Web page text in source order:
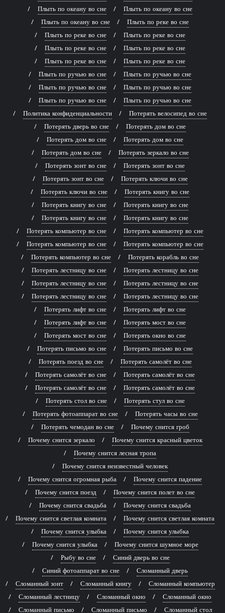
Плыть по океану во сне
Плыть по океану во сне
Плыть по океану во сне
Плыть по реке во сне
Плыть по реке во сне
Плыть по реке во сне
Плыть по реке во сне
Плыть по реке во сне
Плыть по реке во сне
Плыть по реке во сне
Плыть по ручью во сне
Плыть по ручью во сне
Плыть по ручью во сне
Плыть по ручью во сне
Плыть по ручью во сне
Плыть по ручью во сне
Политика конфиденциальности
Потерять велосипед во сне
Потерять дверь во сне
Потерять дом во сне
Потерять дом во сне
Потерять дом во сне
Потерять дом во сне
Потерять зеркало во сне
Потерять зонт во сне
Потерять зонт во сне
Потерять зонт во сне
Потерять ключи во сне
Потерять ключи во сне
Потерять книгу во сне
Потерять книгу во сне
Потерять книгу во сне
Потерять книгу во сне
Потерять книгу во сне
Потерять компьютер во сне
Потерять компьютер во сне
Потерять компьютер во сне
Потерять компьютер во сне
Потерять компьютер во сне
Потерять корабль во сне
Потерять лестницу во сне
Потерять лестницу во сне
Потерять лестницу во сне
Потерять лестницу во сне
Потерять лестницу во сне
Потерять лестницу во сне
Потерять лифт во сне
Потерять лифт во сне
Потерять лифт во сне
Потерять мост во сне
Потерять мост во сне
Потерять окно во сне
Потерять письмо во сне
Потерять письмо во сне
Потерять поезд во сне
Потерять самолёт во сне
Потерять самолёт во сне
Потерять самолёт во сне
Потерять самолёт во сне
Потерять самолёт во сне
Потерять стол во сне
Потерять стул во сне
Потерять фотоаппарат во сне
Потерять часы во сне
Потерять чемодан во сне
Почему снится гроб
Почему снится зеркало
Почему снится красный цветок
Почему снится лесная тропа
Почему снится неизвестный человек
Почему снится огромная рыба
Почему снится падение
Почему снится поезд
Почему снится полет во сне
Почему снится свадьба
Почему снится свадьба
Почему снится светлая комната
Почему снится светлая комната
Почему снится улыбка
Почему снится улыбка
Почему снится улыбка
Почему снится шумное море
Рыбу во сне
Синий дверь во сне
Синий фотоаппарат во сне
Сломанный дверь
Сломанный зонт
Сломанный книгу
Сломанный компьютер
Сломанный лестницу
Сломанный окно
Сломанный окно
Сломанный письмо
Сломанный письмо Сломанный стол